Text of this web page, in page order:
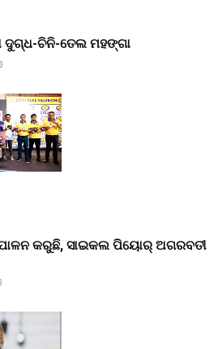
ଚିନି-ତେଲ ମହଙ୍ଗା
କରୁଛି, ସାଇକଲ ପିୟୋର୍‌ ଅଗରବତୀ